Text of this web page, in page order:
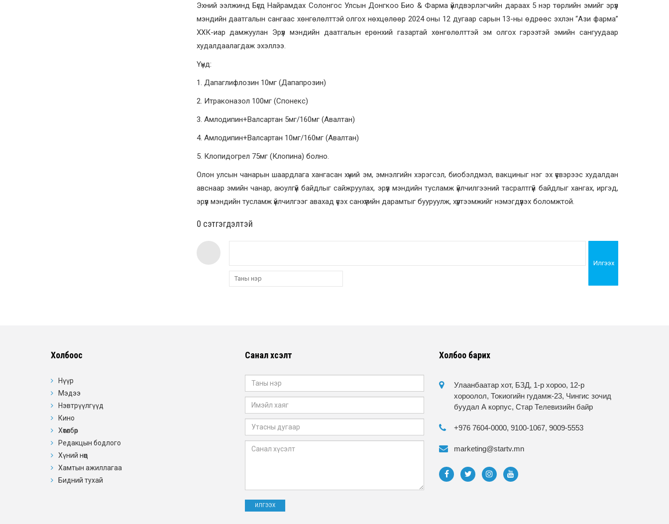
Эхний ээлжинд Бүгд Найрамдах Солонгос Улсын Донгкоо Био & Фарма үйлдвэрлэгчийн дараах 5 нэр төрлийн эмийг эрүүл
мэндийн даатгалын сангаас хөнгөлөлттэй олгох нөхцөлөөр 2024 оны 12 дугаар сарын 13-ны өдрөөс эхлэн “Ази фарма”
ХХК-иар дамжуулан Эрүүл мэндийн даатгалын ерөнхий газартай хөнгөлөлттэй эм олгох гэрээтэй эмийн сангуудаар
худалдаалагдаж эхэллээ.
Үүнд:
1. Дапаглифлозин 10мг (Дапапрозин)
2. Итраконазол 100мг (Спонекс)
3. Амлодипин+Валсартан 5мг/160мг (Авалтан)
4. Амлодипин+Валсартан 10мг/160мг (Авалтан)
5. Клопидогрел 75мг (Клопина) болно.
Олон улсын чанарын шаардлага хангасан хүний эм, эмнэлгийн хэрэгсэл, биобэлдмэл, вакциныг нэг эх үүсвэрээс худалдан
авснаар эмийн чанар, аюулгүй байдлыг сайжруулах, эрүүл мэндийн тусламж үйлчилгээний тасралтгүй байдлыг хангах, иргэд,
эрүүл мэндийн тусламж үйлчилгээг авахад үүсэх санхүүгийн дарамтыг бууруулж, хүртээмжийг нэмэгдүүлэх боломжтой.
0 cэтгэгдэлтэй
Илгээх
Холбоос
Нүүр
Мэдээ
Нэвтрүүлгүүд
Кино
Хөтөлбөр
Редакцын бодлого
Хүний нөөц
Хамтын ажиллагаа
Бидний тухай
Санал хүсэлт Холбоо барих
Улаанбаатар хот, БЗД, 1-р хороо, 12-р
хороолол, Токиогийн гудамж-23, Чингис зочид
буудал А корпус, Стар Телевизийн байр
+976 7604-0000, 9100-1067, 9009-5553
marketing@startv.mn